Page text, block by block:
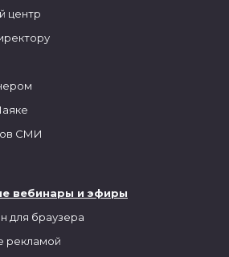
вебинары и эфиры
для браузера
рекламой
центр
СМИ